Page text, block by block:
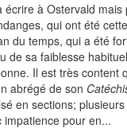
écrire à Ostervald mais
qui ont été
du temps, qui a été
de sa faiblesse
Il est très content
abrégé de son
en sections;
pour en...